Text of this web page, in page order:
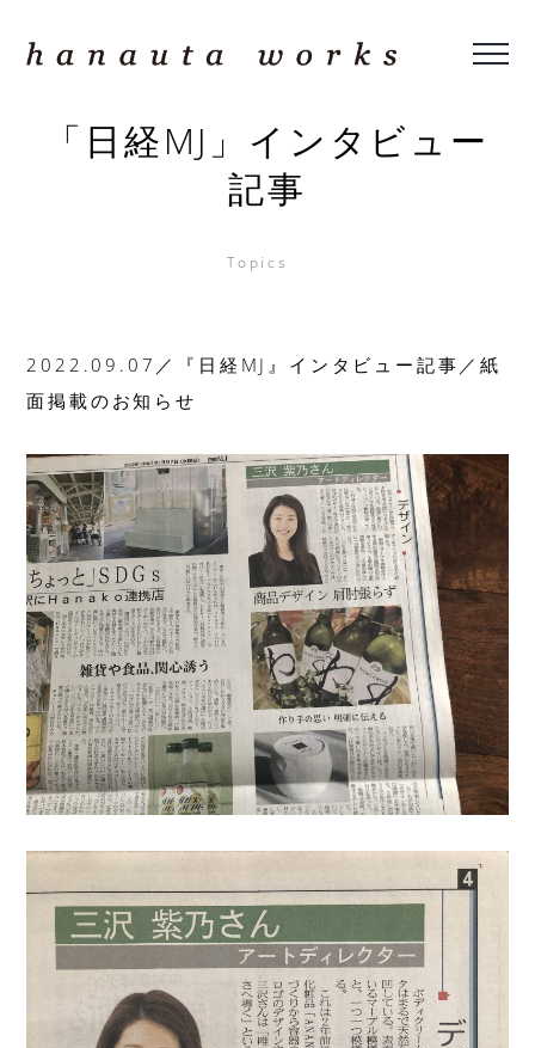
t
w
o
r
k
s
|
沢
紫
「日経MJ」インタビュー
記事
Topics
2022.09.07／『日経MJ』インタビュー記事／紙
面掲載のお知らせ